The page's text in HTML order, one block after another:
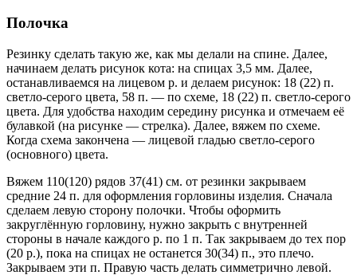
Полочка
Резинку сделать такую же, как мы делали на спине. Далее,
начинаем делать рисунок кота: на спицах 3,5 мм. Далее,
останавливаемся на лицевом р. и делаем рисунок: 18 (22) п.
светло-серого цвета, 58 п. — по схеме, 18 (22) п. светло-серого
цвета. Для удобства находим середину рисунка и отмечаем её
булавкой (на рисунке — стрелка). Далее, вяжем по схеме.
Когда схема закончена — лицевой гладью светло-серого
(основного) цвета.
Вяжем 110(120) рядов 37(41) см. от резинки закрываем
средние 24 п. для оформления горловины изделия. Сначала
сделаем левую сторону полочки. Чтобы оформить
закруглённую горловину, нужно закрыть с внутренней
стороны в начале каждого р. по 1 п. Так закрываем до тех пор
(20 р.), пока на спицах не останется 30(34) п., это плечо.
Закрываем эти п. Правую часть делать симметрично левой.